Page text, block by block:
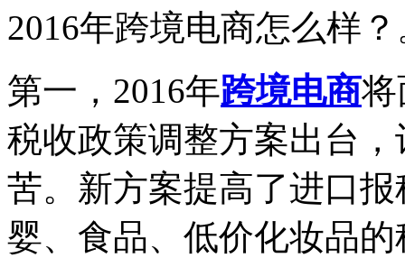
2016年跨境电商怎么样
第一，2016年跨境电商将
税收政策调整方案出台
苦。新方案提高了进口
婴、食品、低价化妆品